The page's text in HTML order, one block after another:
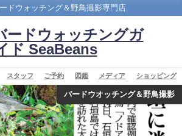
ドウォッチング＆野鳥撮影専門店
ードウォッチングガ
ド SeaBeans
スタッフ ご予約 図鑑 メディア ショッピング
バードウオッチング＆野鳥撮影